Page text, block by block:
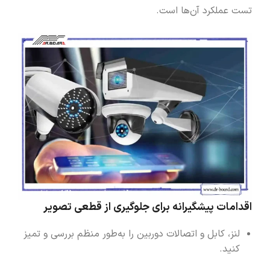
تست عملکرد آن‌ها است.
اقدامات پیشگیرانه برای جلوگیری از قطعی تصویر
لنز، کابل و اتصالات دوربین را به‌طور منظم بررسی و تمیز
کنید.